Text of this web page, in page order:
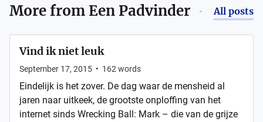
More from Een Padvinder All posts
Vind ik niet leuk
September 17, 2015 • 162 words
Eindelijk is het zover. De dag waar de mensheid al
jaren naar uitkeek, de grootste onploffing van het
internet sinds Wrecking Ball: Mark – die van de grijze